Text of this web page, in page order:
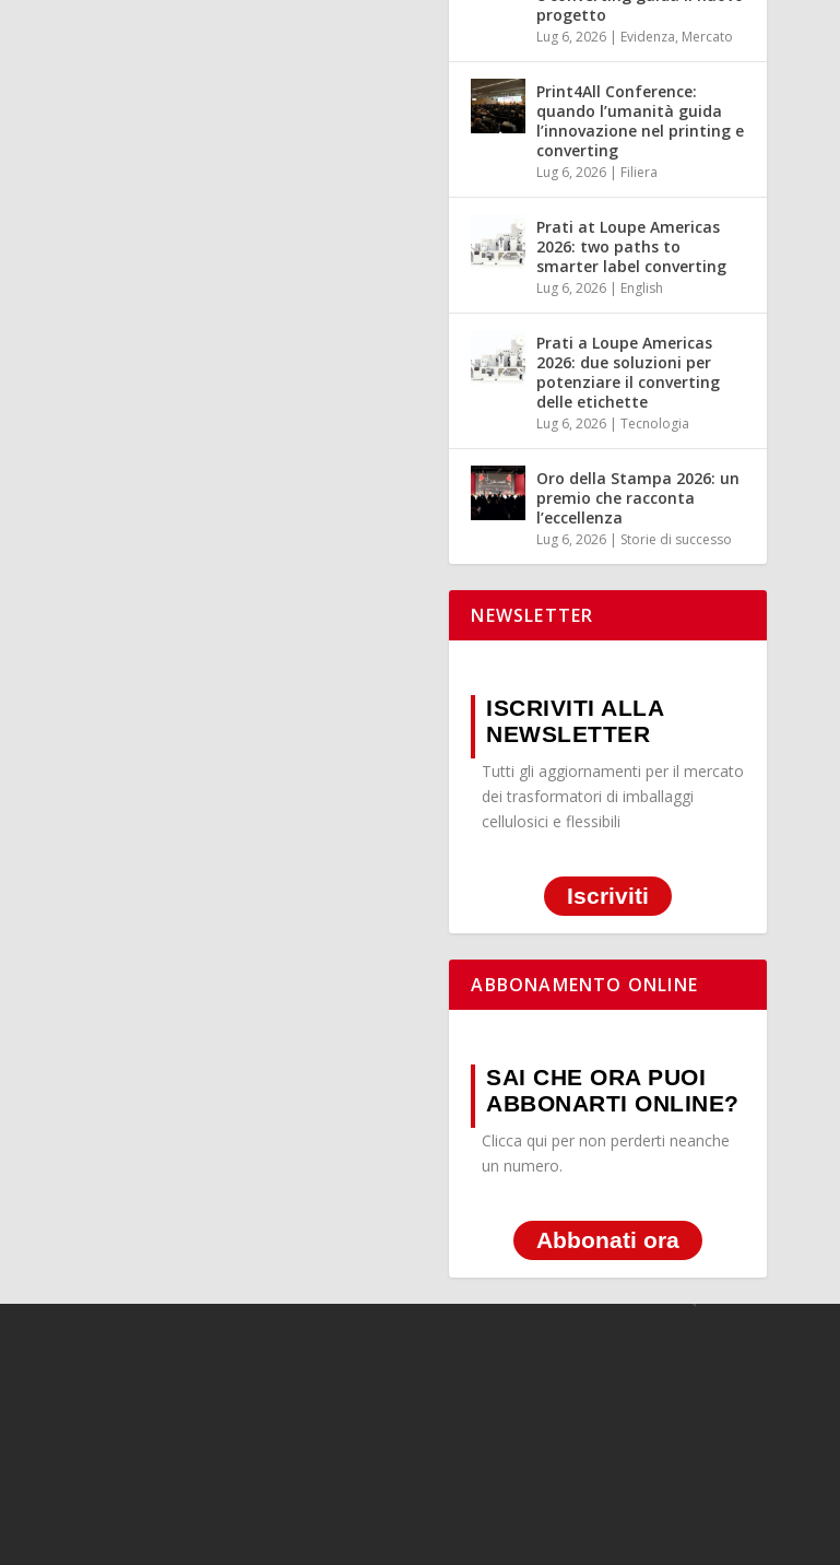
progetto
Lug 6, 2026 | Evidenza, Mercato
Print4All Conference:
quando l’umanità guida
l’innovazione nel printing e
converting
Lug 6, 2026 | Filiera
Prati at Loupe Americas
2026: two paths to
smarter label converting
Lug 6, 2026 | English
Prati a Loupe Americas
2026: due soluzioni per
potenziare il converting
delle etichette
Lug 6, 2026 |Tecnologia
Oro della Stampa 2026: un
premio che racconta
l’eccellenza
Lug 6, 2026 | Storie di successo
NEWSLETTER
ISCRIVITI ALLA
NEWSLETTER
Tutti gli aggiornamenti per il mercato
dei trasformatori di imballaggi
cellulosici e flessibili
Iscriviti
ABBONAMENTO ONLINE
SAI CHE ORA PUOI
ABBONARTI ONLINE?
Clicca qui per non perderti neanche
un numero.
Abbonati ora